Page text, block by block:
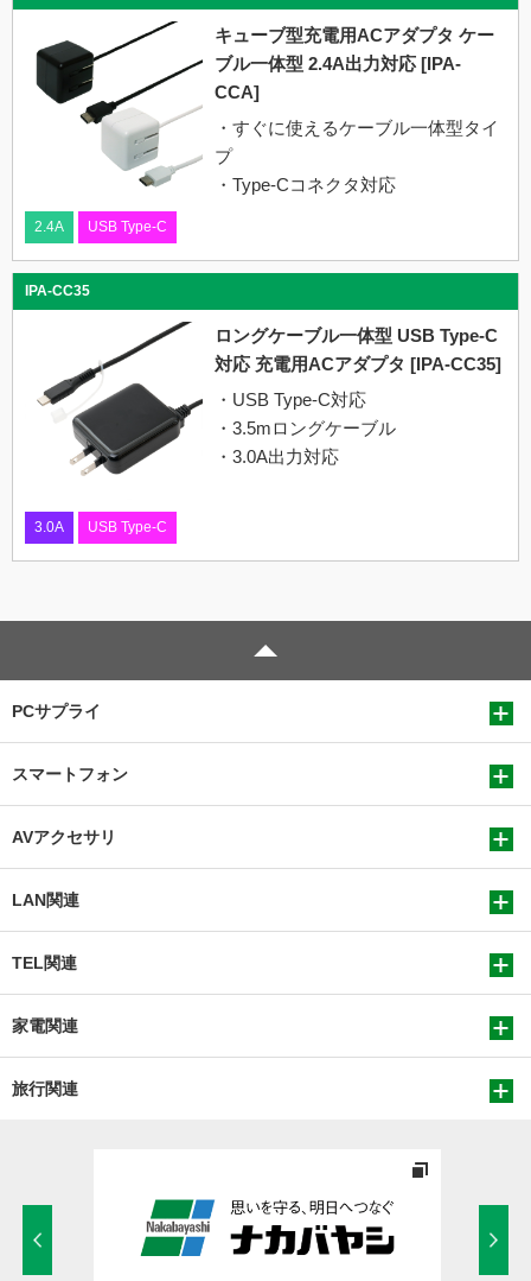
キューブ型充電用ACアダプタ ケー
ブル一体型 2.4A出力対応 [IPA-
CCA]
・すぐに使えるケーブル一体型タイ
プ
・Type-Cコネクタ対応
2.4A USB Type-C
IPA-CC35
ロングケーブル一体型 USB Type-C
対応 充電用ACアダプタ [IPA-CC35]
・USB Type-C対応
・3.5mロングケーブル
・3.0A出力対応
3.0A USB Type-C
PCサプライ
スマートフォン
AVアクセサリ
LAN関連
TEL関連
家電関連
旅行関連